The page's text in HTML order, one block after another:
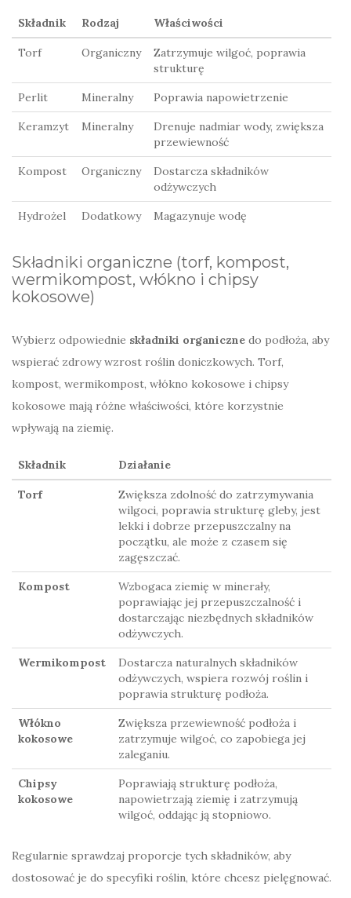
Składnik Rodzaj Właściwości
Torf Organiczny
Zatrzymuje wilgoć, poprawia
strukturę
Perlit Mineralny Poprawia napowietrzenie
Keramzyt Mineralny
Drenuje nadmiar wody, zwiększa
przewiewność
Kompost Organiczny
Dostarcza składników
odżywczych
Hydrożel Dodatkowy Magazynuje wodę
Składniki organiczne (torf, kompost,
wermikompost, włókno i chipsy
kokosowe)
Wybierz odpowiednie składniki organiczne do podłoża, aby
wspierać zdrowy wzrost roślin doniczkowych. Torf,
kompost, wermikompost, włókno kokosowe i chipsy
kokosowe mają różne właściwości, które korzystnie
wpływają na ziemię.
Składnik Działanie
Torf
Zwiększa zdolność do zatrzymywania
wilgoci, poprawia strukturę gleby, jest
lekki i dobrze przepuszczalny na
początku, ale może z czasem się
zagęszczać.
Kompost
Wzbogaca ziemię w minerały,
poprawiając jej przepuszczalność i
dostarczając niezbędnych składników
odżywczych.
Wermikompost
Dostarcza naturalnych składników
odżywczych, wspiera rozwój roślin i
poprawia strukturę podłoża.
Włókno
kokosowe
Zwiększa przewiewność podłoża i
zatrzymuje wilgoć, co zapobiega jej
zaleganiu.
Chipsy
kokosowe
Poprawiają strukturę podłoża,
napowietrzają ziemię i zatrzymują
wilgoć, oddając ją stopniowo.
Regularnie sprawdzaj proporcje tych składników, aby
dostosować je do specyfiki roślin, które chcesz pielęgnować.